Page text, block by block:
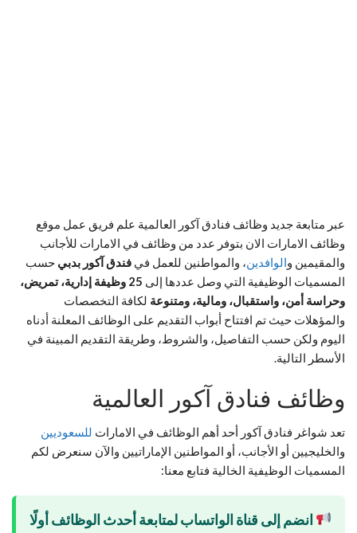
عبر متابعة جديد وظائف فنادق آكور العالمية علم فريق عمل موقع
وظائف الامارات الان بتوفر عدد من وظائف في الامارات للأجانب
والمقيمين والوافدين، والمواطنين للعمل في فندق آكور بدبي حسب
المسميات الوظيفية التي وصل عددها إلى
25 وظيفة إدارية، تمريض،
وحراسة أمن، واستقبال، ومالية، ومتنوعة لكافة التخصصات
والمؤهلات حيث تم افتتاح أبواب التقديم على الوظائف المعلنة أدناه
اليوم ولكن حسب التفاصيل، والشروط، وطريقة التقديم المبينة في
الأسطر التالية.
وظائف فنادق آكور العالمية
تعد شواغر فنادق آكور أحد أهم الوظائف في الامارات للسعوديين
والخليجيين أو الأجانب، أو المواطنين الإماراتيين والآن سنعرض لكم
المسميات الوظيفية الخالية فتابع معنا:
انضم إلى قناة الواتساب لمتابعة أحدث الوظائف أولًا